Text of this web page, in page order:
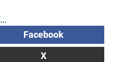
Facebook
X